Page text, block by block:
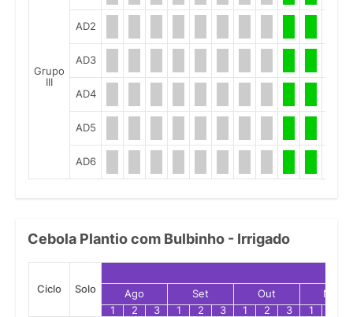
Grupo
III
AD2
AD3
AD4
AD5
AD6
Cebola Plantio com Bulbinho - Irrigado
Ciclo Solo Ago Set Out
Nov
1
2 3 1 2 3 1 2 3 1